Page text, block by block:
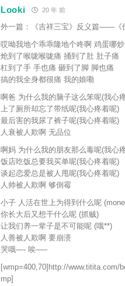
Looki 20 年 前
外一篇：《吉祥三宝》反义篇——《
哎呦我地个乖乖隆地个咚啊 鸡蛋哪
炝到了喉咙喉咙痛 捅到了肚 肚子痛
杠到了手 手也痛 砸到了脚 脚也痛
搞的我全身都很痛 我的娘嘞
啊爸 为什么我的脑子这么笨呢(我心
上了厕所却忘了带纸呢(我心疼着呢)
最后害的我尿了裤子呢(我心疼着呢)
人衰被人欺啊 无品位
啊妈 为什么我的朋友那么毒呢(我心
饭店吃饭总要我买单呢(我心疼着呢)
谈起恋爱总是被人甩呢(我心疼着呢)
人帅被人欺啊 够倒霉
小子 人活在世上为得到什么呢
你长大后又想干什么呢 (抓贼)
让我们养一辈子是不可能呢 (哦**)
人善被人欺啊 要崩溃
哭哦—- 唉—–
[wmp=400,70]http://www.titita.com/
mp]